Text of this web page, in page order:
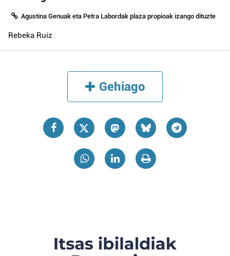
Agustina Genuak eta Petra Labordak plaza propioak izango dituzte
Rebeka Ruiz
Gehiago